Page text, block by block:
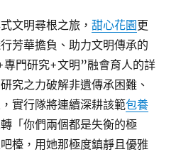
文明尋根之旅，甜心花園更
芳華擔負、助力文明傳承的
門研究+文明”融會育人的詳
究之力破解非遺傳承困難、
實行隊將連續深耕該範包養
「你們兩個都是失衡的極
檯，用她那極度鎮靜且優雅